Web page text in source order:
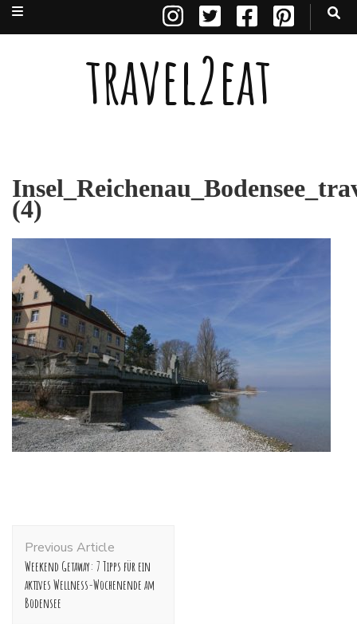
travel2eat
(4)
Navigation
Previous Article
Weekend Getaway: 7 Tipps für ein
aktives Wellness-Wochenende am
Bodensee